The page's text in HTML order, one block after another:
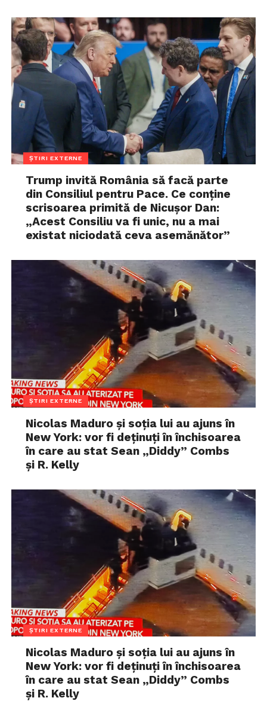
ȘTIRI EXTERNE
Trump invită România să facă parte
din Consiliul pentru Pace. Ce conține
scrisoarea primită de Nicușor Dan:
„Acest Consiliu va fi unic, nu a mai
existat niciodată ceva asemănător”
ȘTIRI EXTERNE
Nicolas Maduro și soția lui au ajuns în
New York: vor fi deținuți în închisoarea
în care au stat Sean „Diddy” Combs
și R. Kelly
ȘTIRI EXTERNE
Nicolas Maduro și soția lui au ajuns în
New York: vor fi deținuți în închisoarea
în care au stat Sean „Diddy” Combs
și R. Kelly